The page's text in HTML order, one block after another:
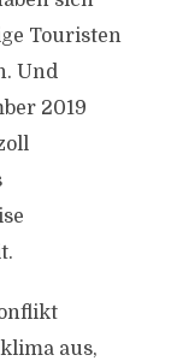
Touristen
Und
2019
aus,